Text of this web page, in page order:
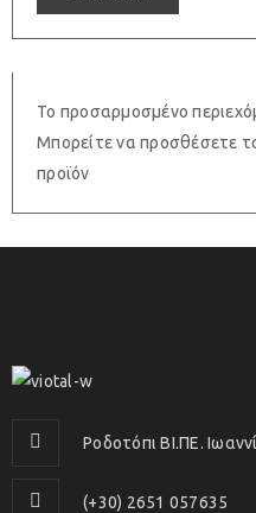
Το προσαρμοσμένο
Μπορείτε να προσθέσετε
προϊόν
Ροδοτόπι ΒΙ.ΠΕ.
(+30) 2651 057635